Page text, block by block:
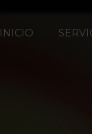
INICIO